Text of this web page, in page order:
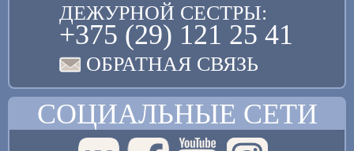
ДЕЖУРНОЙ СЕСТРЫ:
+375 (29) 121 25 41
ОБРАТНАЯ СВЯЗЬ
СОЦИАЛЬНЫЕ СЕТИ